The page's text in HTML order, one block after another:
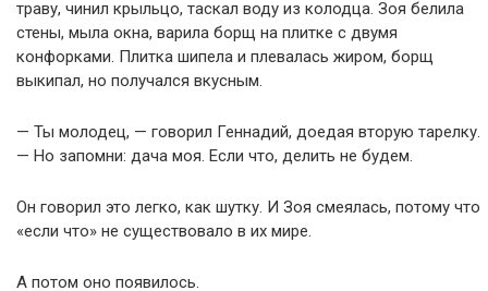
траву, чинил крыльцо, таскал воду из колодца. Зоя белила
стены, мыла окна, варила борщ на плитке с двумя
конфорками. Плитка шипела и плевалась жиром, борщ
выкипал, но получался вкусным.
— Ты молодец, — говорил Геннадий, доедая вторую тарелку.
— Но запомни: дача моя. Если что, делить не будем.
Он говорил это легко, как шутку. И Зоя смеялась, потому что
«если что» не существовало в их мире.
А потом оно появилось.